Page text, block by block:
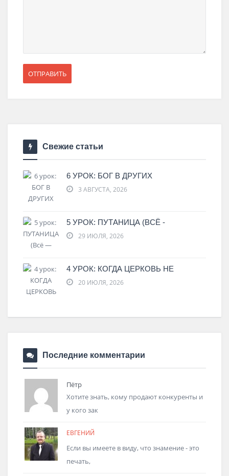
Свежие статьи
6 УРОК: БОГ В ДРУГИХ
3 АВГУСТА, 2026
5 УРОК: ПУТАНИЦА (ВСЁ -
29 ИЮЛЯ, 2026
4 УРОК: КОГДА ЦЕРКОВЬ НЕ
20 ИЮЛЯ, 2026
Последние комментарии
Пётр
Хотите знать, кому продают конкуренты и
у кого зак
ЕВГЕНИЙ
Если вы имеете в виду, что знамение - это
печать,